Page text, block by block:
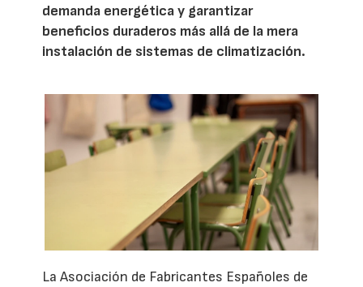
demanda energética y garantizar
beneficios duraderos más allá de la mera
instalación de sistemas de climatización.
La Asociación de Fabricantes Españoles de